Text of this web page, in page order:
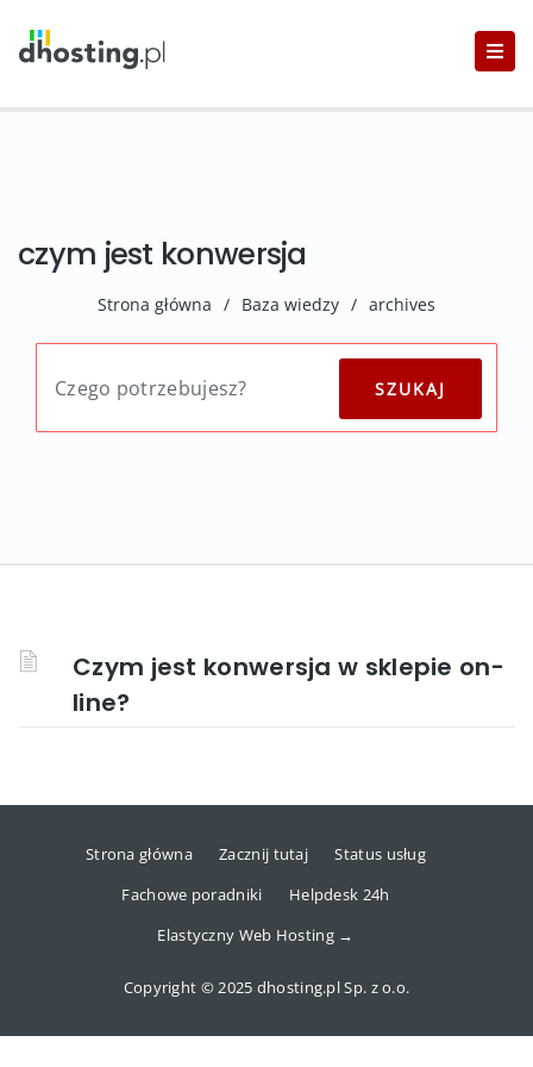
czym jest konwersja
Strona główna / Baza wiedzy / archives
Czym jest konwersja w sklepie on-
line?
Strona główna Zacznij tutaj
Status usług
Fachowe poradniki
Helpdesk 24h
Elastyczny Web Hosting →
Copyright © 2025 dhosting.pl Sp. z o.o.